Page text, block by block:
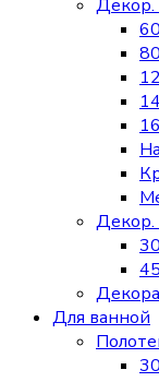
Декор.
Декор.
Для ванной